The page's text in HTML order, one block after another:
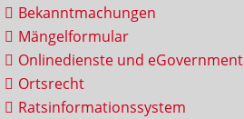
Bekanntmachungen
Mängelformular
Onlinedienste und eGovernment
Ortsrecht
Ratsinformationssystem